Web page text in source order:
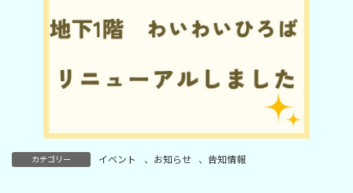
カテゴリー イベント 、 お知らせ 、 告知情報